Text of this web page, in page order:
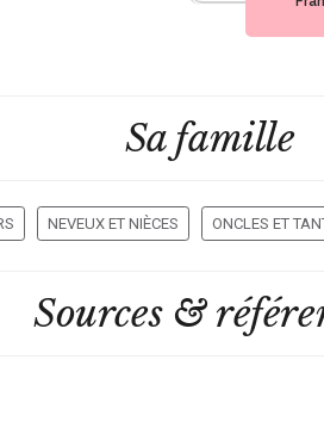
Sa famille
NEVEUX ET NIÈCES ONCLES ET
Sources &